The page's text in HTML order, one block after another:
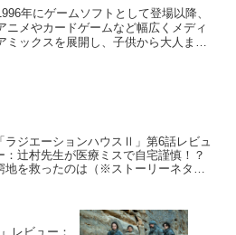
定！
年にゲームソフトとして登場以降、
ニメやカードゲームなど幅広くメディ
ミックスを展開し、⼦供から⼤⼈まで
「ラジエーションハウスⅡ」第6話レビュ
：辻村先生が医療ミスで自宅謹慎！？
地を救ったのは（※ストーリーネタバ
レビュー：